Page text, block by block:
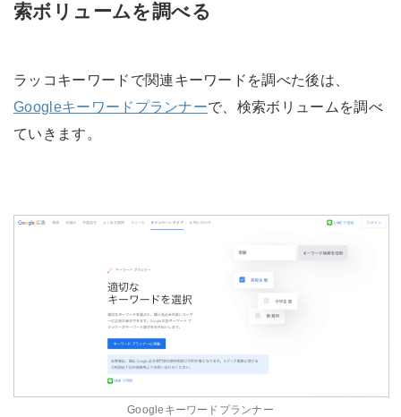
索ボリュームを調べる
ラッコキーワードで関連キーワードを調べた後は、
Googleキーワードプランナーで、検索ボリュームを調べ
ていきます。
Googleキーワードプランナー